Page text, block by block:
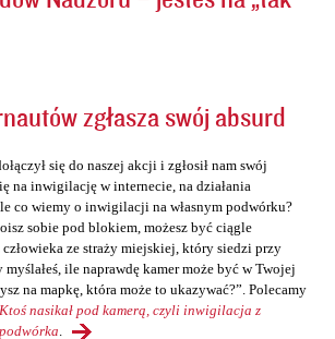
zgłasza swój absurd
się do naszej akcji i zgłosił nam swój
na inwigilację w internecie, na działania
co wiemy o inwigilacji na własnym podwórku?
sobie pod blokiem, możesz być ciągle
ze straży miejskiej, który siedzi przy
ile naprawdę kamer może być w Twojej
na mapkę, która może to ukazywać?”. Polecamy
Ktoś nasikał pod kamerą, czyli inwigilacja z